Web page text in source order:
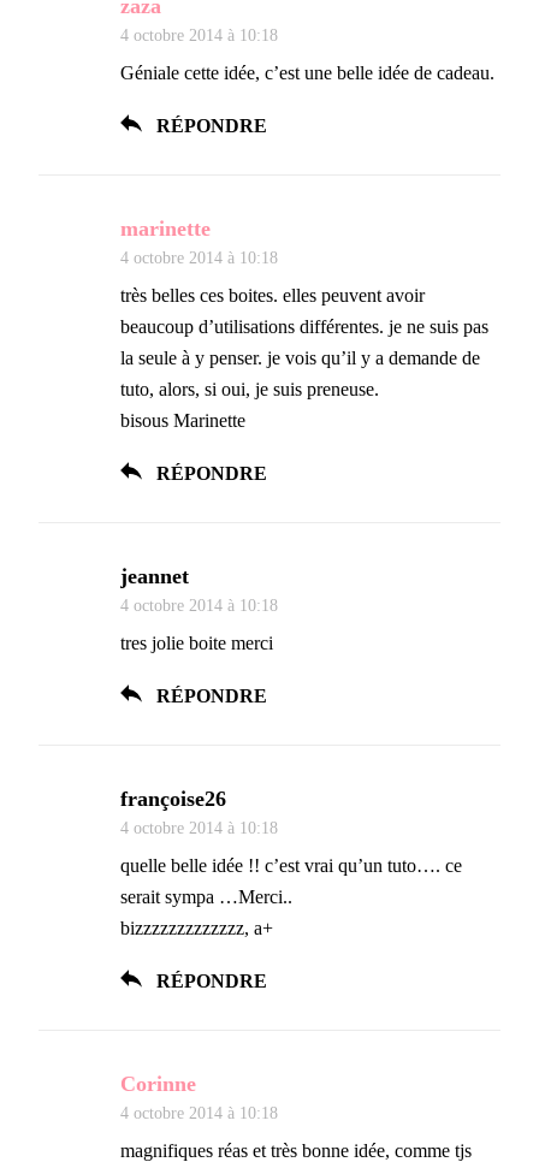
zaza
4 octobre 2014 à 10:18
Géniale cette idée, c’est une belle idée de cadeau.
RÉPONDRE
marinette
4 octobre 2014 à 10:18
très belles ces boites. elles peuvent avoir
beaucoup d’utilisations différentes. je ne suis pas
la seule à y penser. je vois qu’il y a demande de
tuto, alors, si oui, je suis preneuse.
bisous Marinette
RÉPONDRE
jeannet
4 octobre 2014 à 10:18
tres jolie boite merci
RÉPONDRE
françoise26
4 octobre 2014 à 10:18
quelle belle idée !! c’est vrai qu’un tuto…. ce
serait sympa …Merci..
bizzzzzzzzzzzzz, a+
RÉPONDRE
Corinne
4 octobre 2014 à 10:18
magnifiques réas et très bonne idée, comme tjs